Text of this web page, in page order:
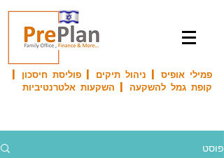
פמילי אופיס | ניהול תיקים | פוליסת חיסכון |
קופת גמל להשקעה | השקעות אלטרנטיביות
פוסט